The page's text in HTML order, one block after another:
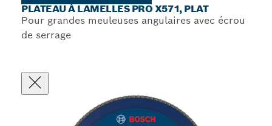
PLATEAU À LAMELLES PRO X571, PLAT
Pour grandes meuleuses angulaires avec écrou
de serrage